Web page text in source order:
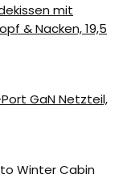
mit
& Nacken, 19,5
Port GaN Netzteil,
Winter Cabin